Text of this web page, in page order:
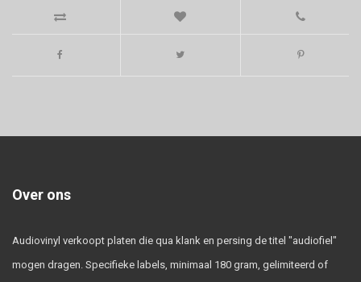
Over ons
Audiovinyl verkoopt platen die qua klank en persing de titel "audiofiel"
mogen dragen. Specifieke labels, minimaal 180 gram, gelimiteerd of